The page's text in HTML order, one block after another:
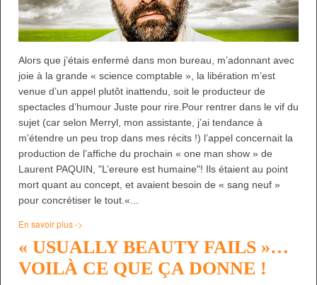
Alors que j’étais enfermé dans mon bureau, m’adonnant avec
joie à la grande « science comptable », la libération m’est
venue d’un appel plutôt inattendu, soit le producteur de
spectacles d’humour Juste pour rire.Pour rentrer dans le vif du
sujet (car selon Merryl, mon assistante, j’ai tendance à
m’étendre un peu trop dans mes récits !) l’appel concernait la
production de l’affiche du prochain « one man show » de
Laurent PAQUIN, "L’ereure est humaine"! Ils étaient au point
mort quant au concept, et avaient besoin de « sang neuf »
pour concrétiser le tout.«...
En savoir plus ->
« USUALLY BEAUTY FAILS »…
VOILÀ CE QUE ÇA DONNE !